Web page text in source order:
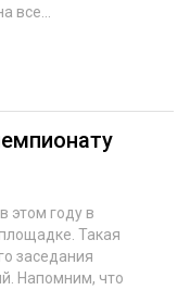
все...
этом году в
Такая
заседания
Напомним, что